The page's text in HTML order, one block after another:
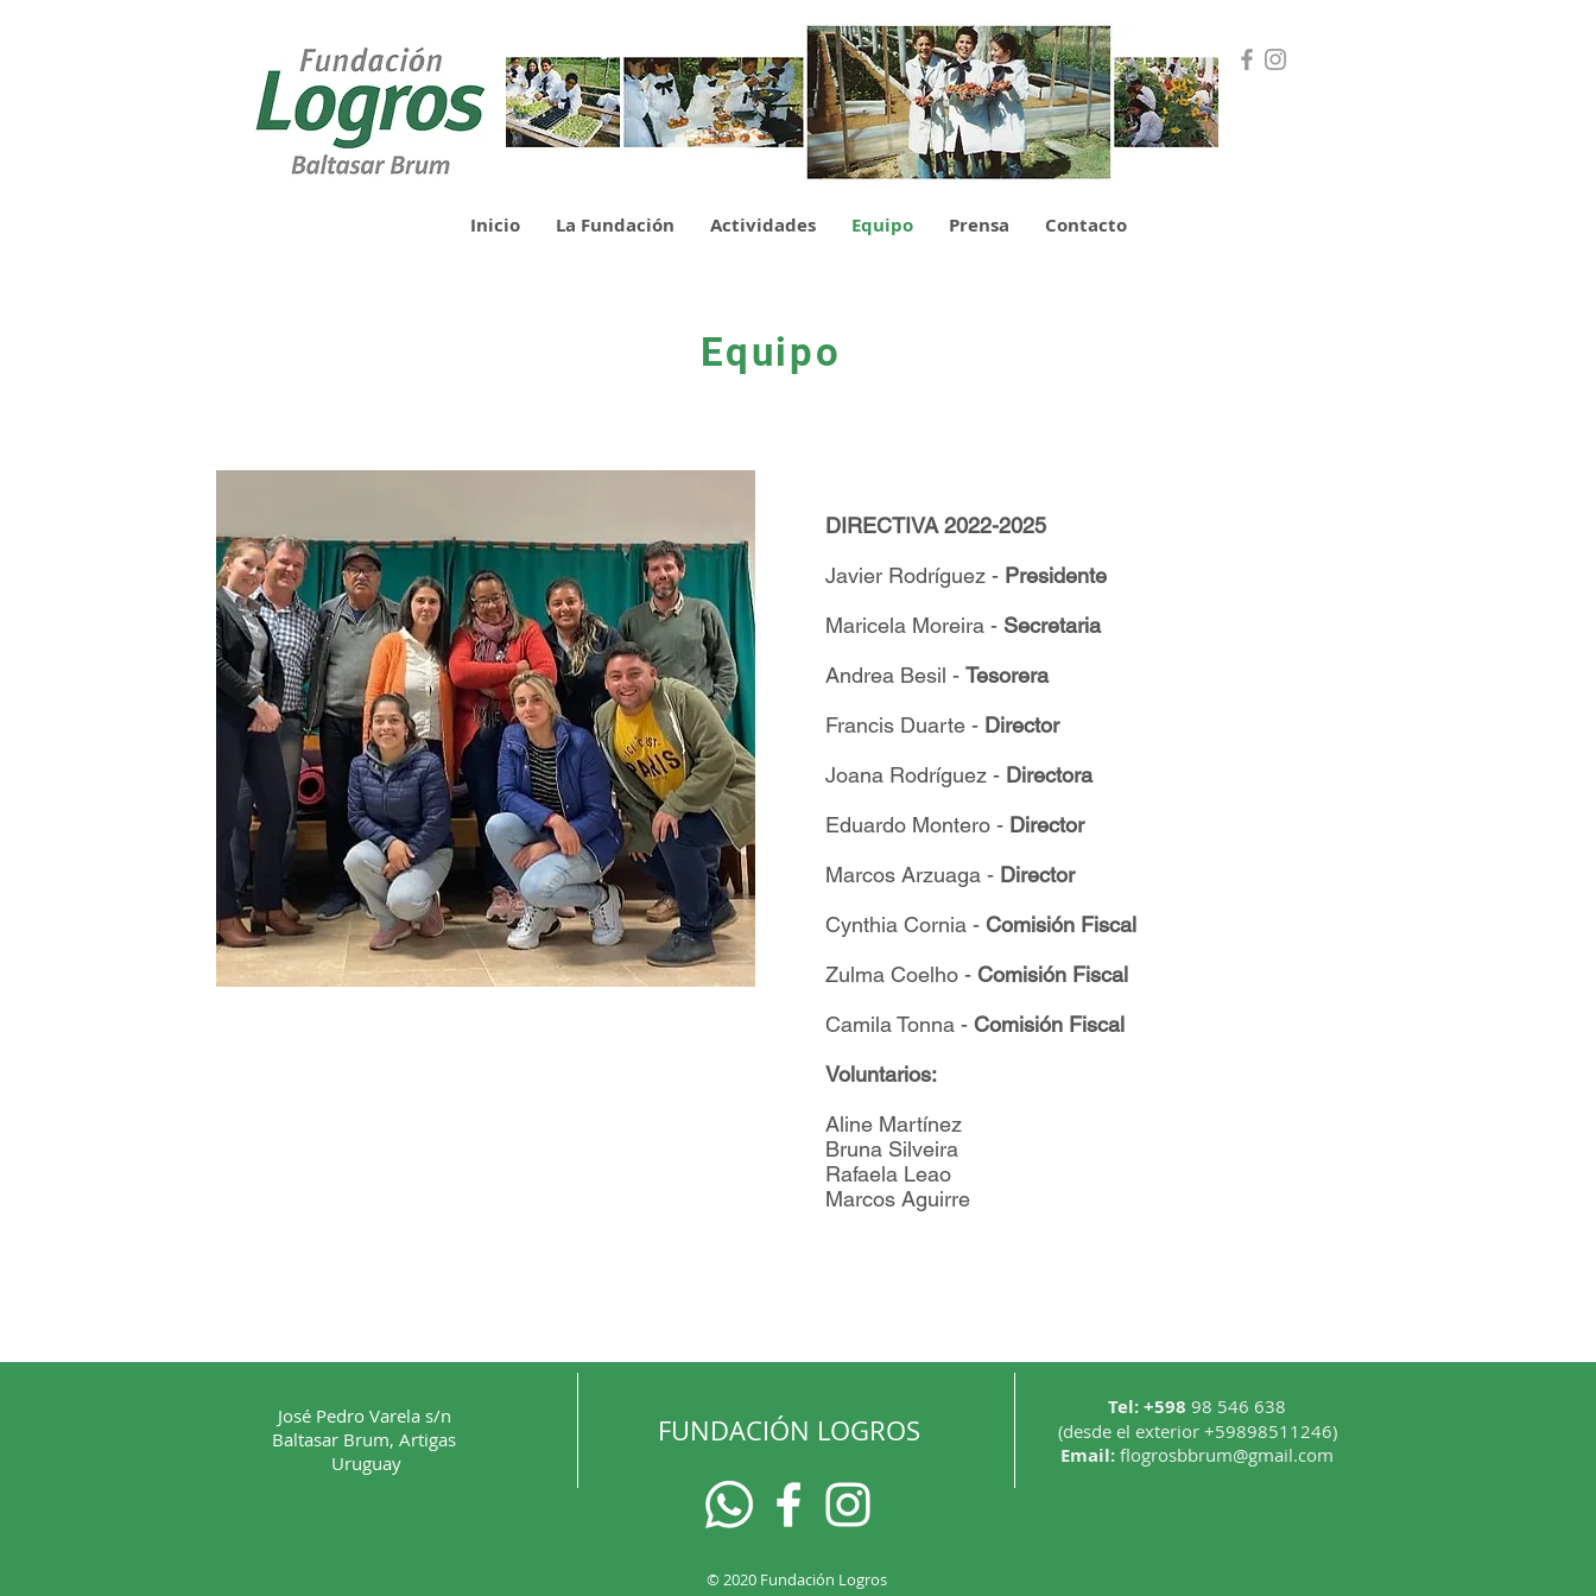
Inicio La Fundación Actividades Equipo Prensa Contacto
Equipo
DIRECTIVA 2022-2025
Javier Rodríguez - Presidente
Maricela Moreira - Secretaria
Andrea Besil - Tesorera
Francis Duarte - Director
Joana Rodríguez - Directora
Eduardo Montero - Director
Marcos Arzuaga - Director
Cynthia Cornia - Comisión Fiscal
Zulma Coelho - Comisión Fiscal
Camila Tonna - Comisión Fiscal
Voluntarios:
Aline Martínez
Bruna Silveira
Rafaela Leao
Marcos Aguirre
José Pedro Varela s/n
Baltasar Brum, Artigas
Uruguay
FUNDACIÓN LOGROS
Tel: +598 98 546 638
(desde el exterior +59898511246)
Email: flogrosbbrum@gmail.com
© 2020 Fundación Logros